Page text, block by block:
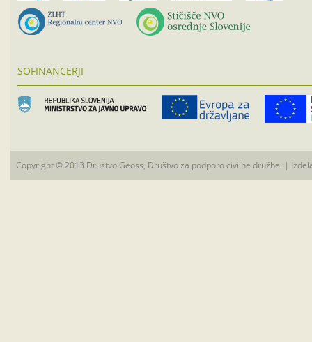
SOFINANCERJI
Copyright © 2013 Društvo Geoss, Društvo za podporo civilne družbe. |